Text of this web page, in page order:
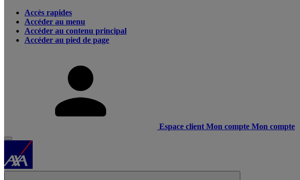
Accès rapides
Accéder au menu
Accéder au contenu principal
Accéder au pied de page
Espace client Mon compte Mon compte